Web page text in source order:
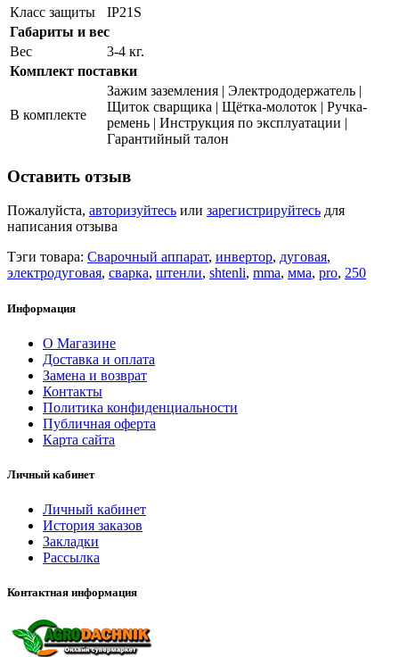
Класс защиты
IP21S
Габариты и вес
Вес
3-4 кг.
Комплект поставки
В комплекте
Зажим заземления | Электрододержатель |
Щиток сварщика | Щётка-молоток | Ручка-
ремень | Инструкция по эксплуатации |
Гарантийный талон
Оставить отзыв
Пожалуйста, авторизуйтесь или зарегистрируйтесь для
написания отзыва
Тэги товара: Сварочный аппарат, инвертор, дуговая,
электродуговая, сварка, штенли, shtenli, mma, мма, pro, 250
Информация
О Магазине
Доставка и оплата
Замена и возврат
Контакты
Политика конфиденциальности
Публичная оферта
Карта сайта
Личный кабинет
Личный кабинет
История заказов
Закладки
Рассылка
Контактная информация